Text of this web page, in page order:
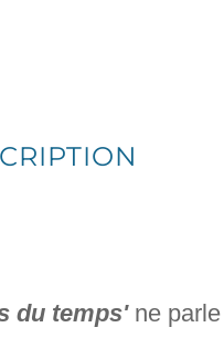
du temps'ne parle